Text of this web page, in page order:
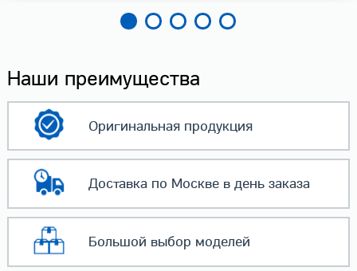
Наши преимущества
Оригинальнаяпродукция
Доставка по Москвев день заказа
Большой выбор моделей